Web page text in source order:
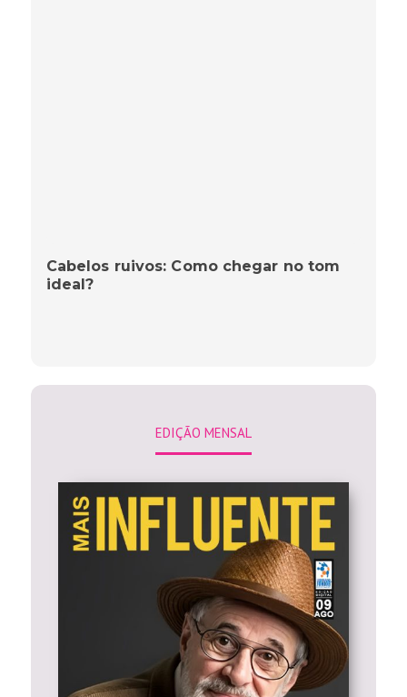
Cabelos ruivos: Como chegar no tom
ideal?
EDIÇÃO MENSAL